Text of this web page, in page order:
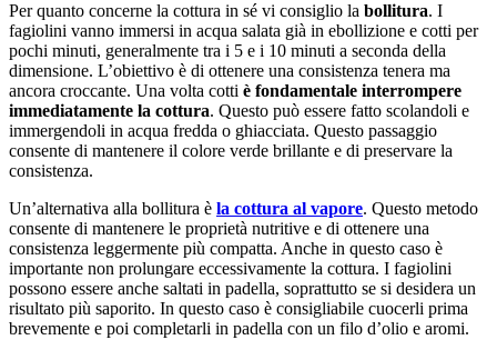
Per quanto concerne la cottura in sé vi consiglio la bollitura. I
fagiolini vanno immersi in acqua salata già in ebollizione e cotti per
pochi minuti, generalmente tra i 5 e i 10 minuti a seconda della
dimensione. L’obiettivo è di ottenere una consistenza tenera ma
ancora croccante. Una volta cotti è fondamentale interrompere
immediatamente la cottura. Questo può essere fatto scolandoli e
immergendoli in acqua fredda o ghiacciata. Questo passaggio
consente di mantenere il colore verde brillante e di preservare la
consistenza.
Un’alternativa alla bollitura è la cottura al vapore. Questo metodo
consente di mantenere le proprietà nutritive e di ottenere una
consistenza leggermente più compatta. Anche in questo caso è
importante non prolungare eccessivamente la cottura. I fagiolini
possono essere anche saltati in padella, soprattutto se si desidera un
risultato più saporito. In questo caso è consigliabile cuocerli prima
brevemente e poi completarli in padella con un filo d’olio e aromi.